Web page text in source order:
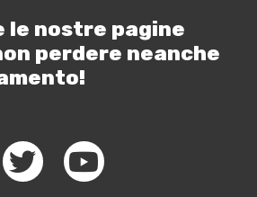
nostre pagine
perdere neanche